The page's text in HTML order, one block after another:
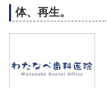
体、再生。